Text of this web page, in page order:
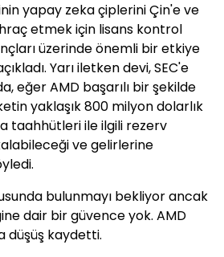
yapay zeka çiplerini Çin'e ve
etmek için lisans kontrol
üzerinde önemli bir etkiye
Yarı iletken devi, SEC'e
eğer AMD başarılı bir şekilde
yaklaşık 800 milyon dolarlık
taahhütleri ile ilgili rezerv
ve gelirlerine
bulunmayı bekliyor ancak
dair bir güvence yok. AMD
düşüş kaydetti.